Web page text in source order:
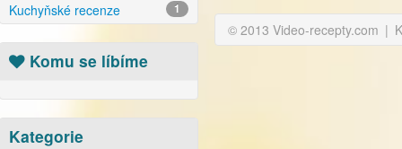
Kuchyňské recenze
1
Komu se líbíme
Kategorie
© 2013 Video-recepty.com |